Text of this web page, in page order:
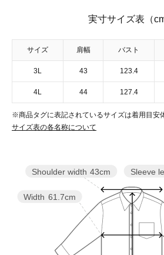
実寸サイズ表（cm
サイズ 肩幅 バスト
3L 43 123.4
4L 44 127.4
※商品タグに表記されているサイズは着用目安
サイズ表の各名称について
Sleeve
Width 61.7cm
Shoulder width 43cm